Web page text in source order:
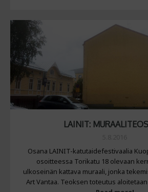
LAINIT:
Osana LAINIT-katutaidefestivaalia
osoitteessa Torikatu 18 olevaan
ulkoseinän kattava muraali, jonka
Art Vantaa. Teoksen toteutus